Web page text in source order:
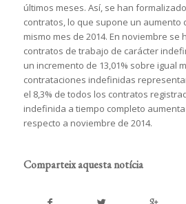
últimos meses. Así, se han
contratos, lo que supone un aumento
mismo mes de 2014. En noviembre se
contratos de trabajo de carácter
un incremento de 13,01% sobre igual
contrataciones indefinidas
el 8,3% de todos los contratos
indefinida a tiempo completo aumenta
respecto a noviembre de 2014.
Comparteix aquesta notícia